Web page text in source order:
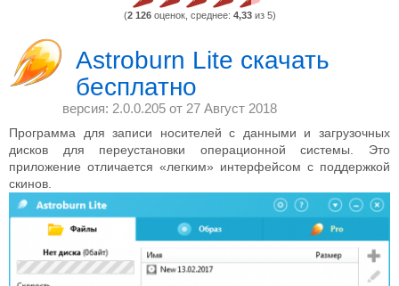
(2 126оценок, среднее: 4,33из 5)
Astroburn Lite скачать
бесплатно
версия: 2.0.0.205 от 27 Август 2018
Программа для записи носителей с данными и загрузочных
дисков для переустановки операционной системы. Это
приложение отличается «легким» интерфейсом с поддержкой
скинов.